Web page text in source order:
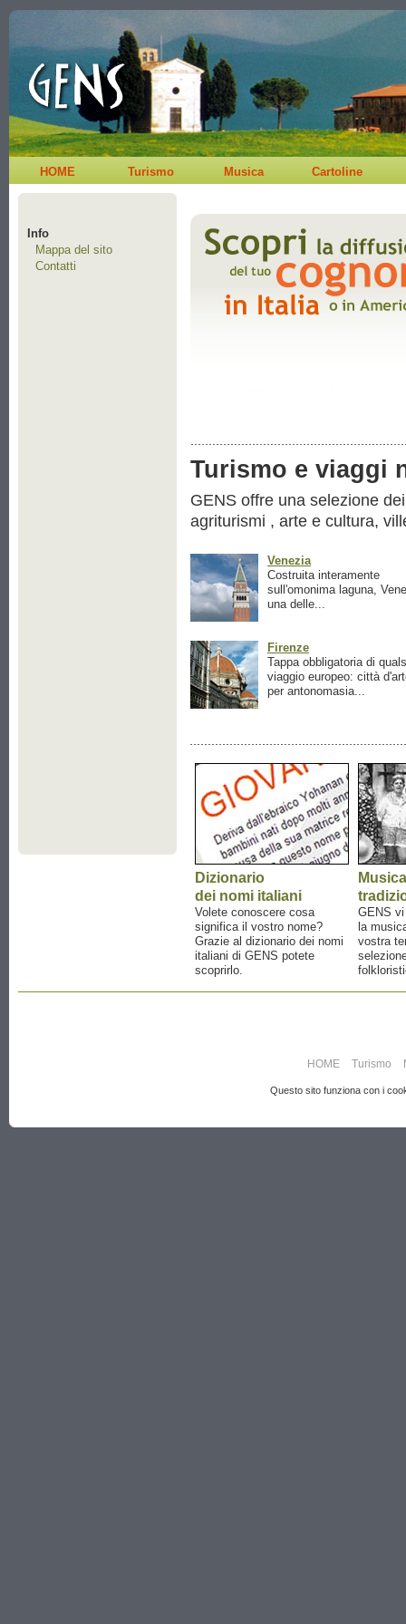
HOME Turismo Musica Cartoline
Info
Mappa del sito
Contatti
Turismo e viaggi
GENS offre una selezione
agriturismi , arte e cultura,
Venezia
Costruita interamente
sull'omonima laguna,
una delle...
Firenze
Tappa obbligatoria di
viaggio europeo: città
per antonomasia...
Dizionario
dei nomi italiani
Volete conoscere cosa
significa il vostro nome?
Grazie al dizionario dei nomi
italiani di GENS potete
scoprirlo.
Musica
GENS
la
vostra
HOME Turismo
Questo sito funziona con i